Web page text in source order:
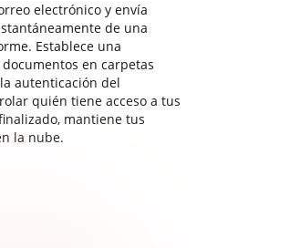
electrónico y envía
de una
Establece una
en carpetas
autenticación del
quién tiene acceso a tus
mantiene tus
la nube.